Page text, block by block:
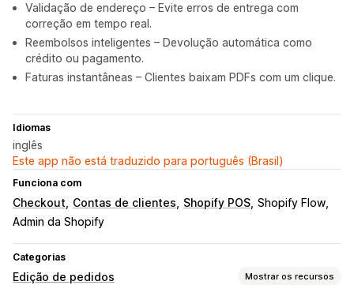
Validação de endereço – Evite erros de entrega com
correção em tempo real.
Reembolsos inteligentes – Devolução automática como
crédito ou pagamento.
Faturas instantâneas – Clientes baixam PDFs com um clique.
Idiomas
inglês
Este app não está traduzido para português (Brasil)
Funciona com
Checkout Contas de clientes Shopify POS Shopify Flow
Admin da Shopify
Categorias
Edição de pedidos Mostrar os recursos